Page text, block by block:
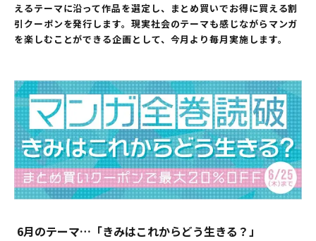
えるテーマに沿って作品を選定し、まとめ買いでお得に買える割
引クーポンを発行します。現実社会のテーマも感じながらマンガ
を楽しむことができる企画として、今月より毎月実施します。
6月のテーマ…「きみはこれからどう生きる？」